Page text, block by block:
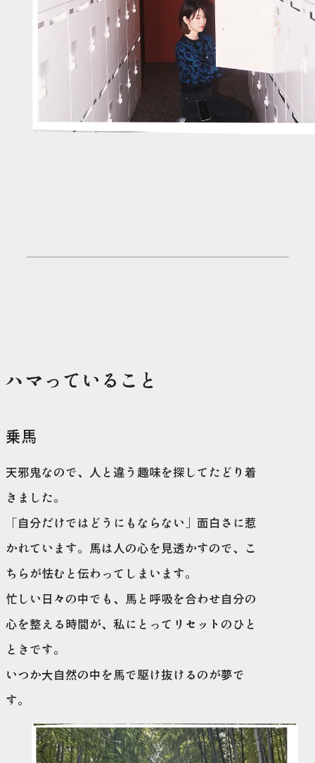
ハマっていること
乗馬
天邪鬼なので、人と違う趣味を探してたどり着
きました。
「自分だけではどうにもならない」面白さに惹
かれています。馬は人の心を見透かすので、こ
ちらが怯むと伝わってしまいます。
忙しい日々の中でも、馬と呼吸を合わせ自分の
心を整える時間が、私にとってリセットのひと
ときです。
いつか大自然の中を馬で駆け抜けるのが夢で
す。